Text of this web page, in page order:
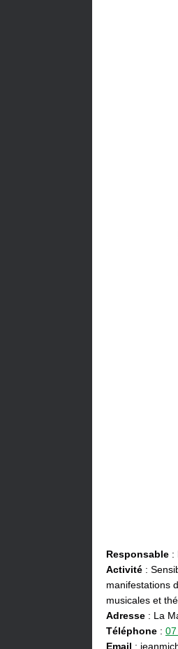
Responsable :
Activité :
manifestations
musicales et
Adresse : La
Téléphone :
Email :